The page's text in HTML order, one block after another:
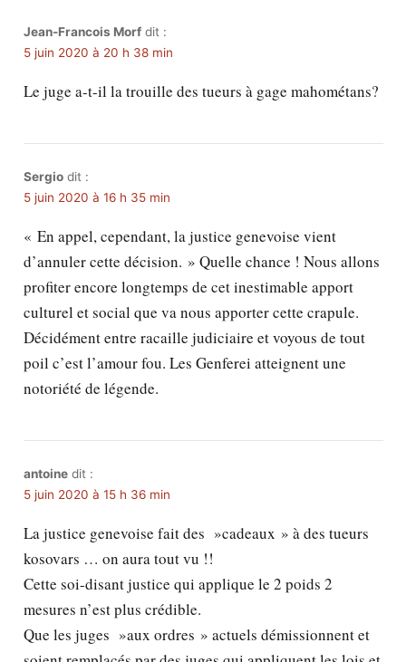
Jean-Francois Morf dit :
5 juin 2020 à 20 h 38 min
Le juge a-t-il la trouille des tueurs à gage mahométans?
Sergio dit :
5 juin 2020 à 16 h 35 min
« En appel, cependant, la justice genevoise vient
d’annuler cette décision. » Quelle chance ! Nous allons
profiter encore longtemps de cet inestimable apport
culturel et social que va nous apporter cette crapule.
Décidément entre racaille judiciaire et voyous de tout
poil c’est l’amour fou. Les Genferei atteignent une
notoriété de légende.
antoine dit :
5 juin 2020 à 15 h 36 min
La justice genevoise fait des »cadeaux » à des tueurs
kosovars … on aura tout vu !!
Cette soi-disant justice qui applique le 2 poids 2
mesures n’est plus crédible.
Que les juges »aux ordres » actuels démissionnent et